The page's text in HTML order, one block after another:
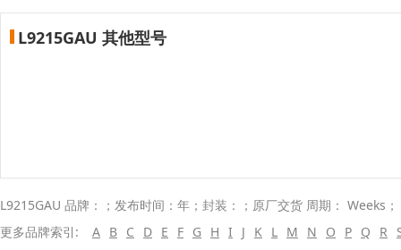
L9215GAU 其他型号
L9215GAU 品牌：；发布时间：年；封装：；原厂交货 周期： Weeks
更多品牌索引:
A B C D E F G H I J K L M N O P Q R